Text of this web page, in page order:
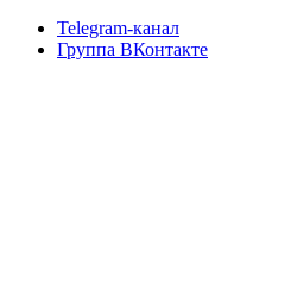
Telegram-канал
Группа ВКонтакте